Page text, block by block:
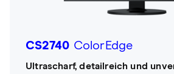
CS2740 ColorEdge
Ultrascharf, detailreich und